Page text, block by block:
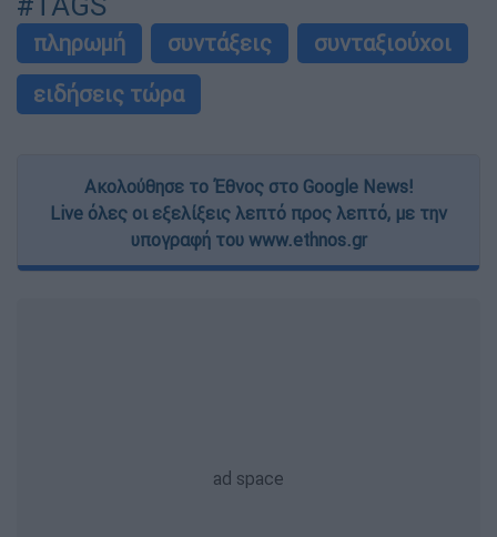
πληρωμή συντάξεις
συνταξιούχοι
ειδήσεις τώρα
Ακολούθησε το Έθνος στο Google News!
Live όλες οι εξελίξεις λεπτό προς λεπτό, με την
υπογραφή του www.ethnos.gr